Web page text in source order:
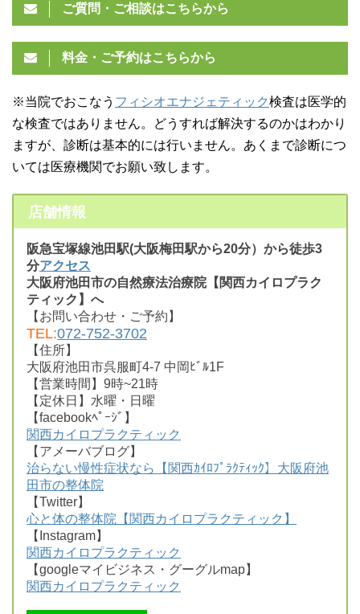
ご質問・ご相談はこちらから
料金・ご予約はこちらから
※当院でおこなう フィシオエナジェティック検査は医学的
な検査ではありません。どうすれば解決するのかはわかり
ますが、診断は基本的には行いません。あくまで診断につ
いては医療機関でお願い致します。
店舗情報
阪急宝塚線池田駅(大阪梅田駅から20分）から徒歩3
分アクセス
大阪府池田市の自然療法治療院【関西カイロプラク
ティック】へ
【お問い合わせ・ご予約】
TEL:072-752-3702
【住所】
大阪府池田市呉服町4-7 中岡ﾋﾞﾙ1F
【営業時間】9時~21時
【定休日】水曜・日曜
【facebookﾍﾟｰｼﾞ】
関西カイロプラクティック
【アメーバブログ】
治らない慢性症状なら【関西ｶｲﾛﾌﾟﾗｸﾃｨｯｸ】大阪府池
田市の整体院
【Twitter】
心と体の整体院【関西カイロプラクティック】
【Instagram】
関西カイロプラクティック
【googleマイビジネス・グーグルmap】
関西カイロプラクティック